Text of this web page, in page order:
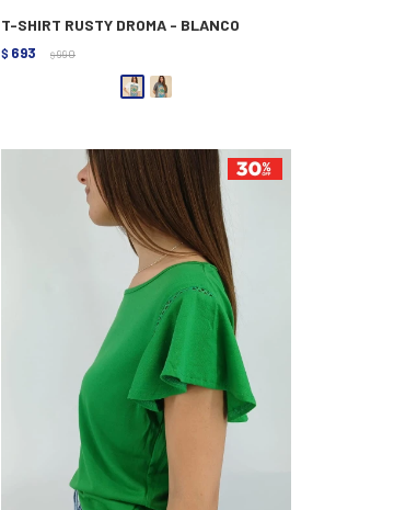
T-SHIRT RUSTY DROMA - BLANCO
$ 693 $ 990